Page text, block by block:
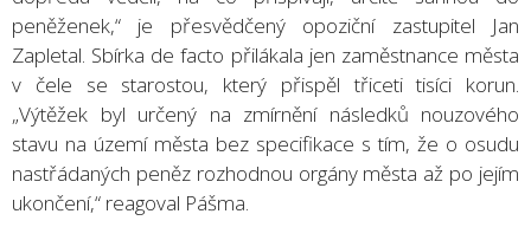
peněženek,“ je přesvědčený opoziční zastupitel Jan
Zapletal. Sbírka de facto přilákala jen zaměstnance města
v čele se starostou, který přispěl třiceti tisíci korun.
„Výtěžek byl určený na zmírnění následků nouzového
stavu na území města bez specifikace s tím, že o osudu
nastřádaných peněz rozhodnou orgány města až po jejím
ukončení,“ reagoval Pášma.